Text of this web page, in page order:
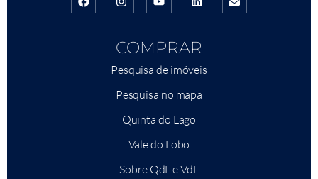
COMPRAR
Pesquisa de imóveis
Pesquisa no mapa
Quinta do Lago
Vale do Lobo
Sobre QdL e VdL